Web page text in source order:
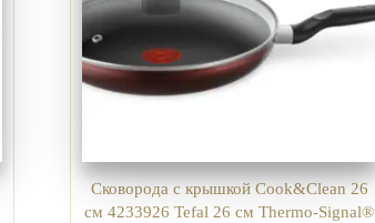
Сковорода с крышкой Cook&Clean 26
см 4233926 Tefal 26 см Thermo-Signal®